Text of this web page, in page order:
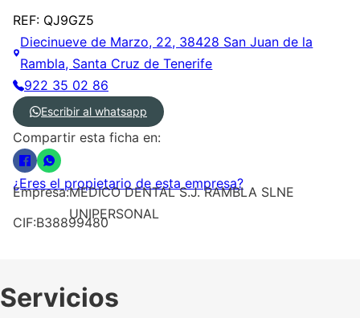
REF: QJ9GZ5
Diecinueve de Marzo, 22, 38428 San Juan de la
Rambla, Santa Cruz de Tenerife
922 35 02 86
Escribir al whatsapp
Compartir esta ficha en:
¿Eres el propietario de esta empresa?
Empresa:MEDICO DENTAL S.J. RAMBLA SLNE
UNIPERSONAL
CIF:B38899480
Servicios